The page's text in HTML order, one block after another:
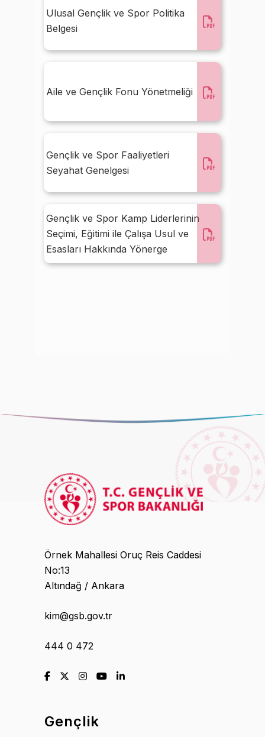
Ulusal Gençlik ve Spor Politika
Belgesi
Aile ve Gençlik Fonu Yönetmeliği
Gençlik ve Spor Faaliyetleri
Seyahat Genelgesi
Gençlik ve Spor Kamp Liderlerinin
Seçimi, Eğitimi ile Çalışa Usul ve
Esasları Hakkında Yönerge
Örnek Mahallesi Oruç Reis Caddesi
No:13
Altındağ / Ankara
kim@gsb.gov.tr
444 0 472
Gençlik